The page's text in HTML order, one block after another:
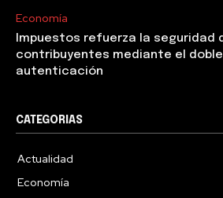
Economía
Impuestos refuerza la seguridad
contribuyentes mediante el
autenticación
CATEGORIAS
Actualidad
Economía